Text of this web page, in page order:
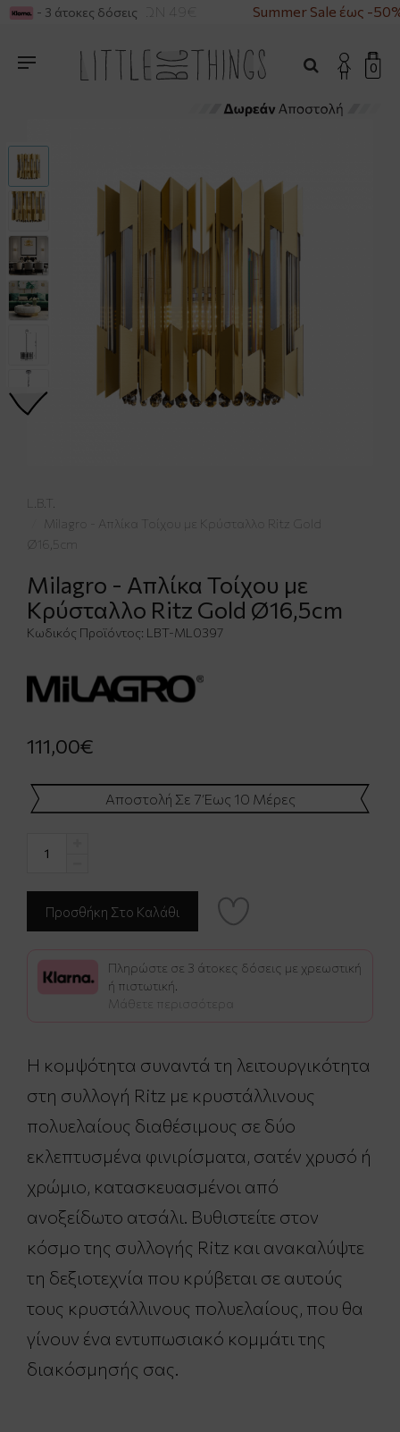
ΑΓΟΡΕΣ ΑΝΩ ΤΩΝ 49€ Summer Sale έως -50%
- 3 άτοκες δόσεις
0
L.B.T.
Milagro - Απλίκα Τοίχου με Κρύσταλλο Ritz Gold
Ø16,5cm
Milagro - Απλίκα Τοίχου με
Κρύσταλλο Ritz Gold Ø16,5cm
Κωδικός Προϊόντος: LBT-ML0397
111,00€
Αποστολή Σε 7 Έως 10 Μέρες
Πληρώστε σε 3 άτοκες δόσεις με χρεωστική
ή πιστωτική.
Μάθετε περισσότερα
Η κομψότητα συναντά τη λειτουργικότητα
στη συλλογή Ritz με κρυστάλλινους
πολυελαίους διαθέσιμους σε δύο
εκλεπτυσμένα φινιρίσματα, σατέν χρυσό ή
χρώμιο, κατασκευασμένοι από
ανοξείδωτο ατσάλι. Βυθιστείτε στον
κόσμο της συλλογής Ritz και ανακαλύψτε
τη δεξιοτεχνία που κρύβεται σε αυτούς
τους κρυστάλλινους πολυελαίους, που θα
γίνουν ένα εντυπωσιακό κομμάτι της
διακόσμησής σας.